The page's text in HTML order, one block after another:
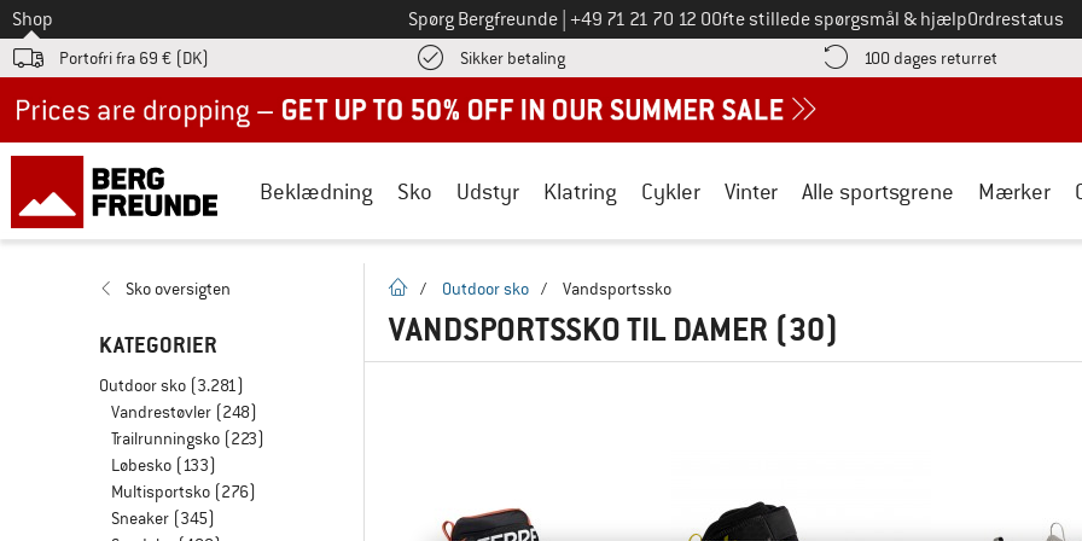
Til
Shop Spørg Bergfreunde Ring til os på
+49 71 21 70 12 0Ofte stillede spørgsmål & hjælpOrdrestatus
Portofri fra 69 € (DK) Sikker betalingFind betalingsoplysningerne her! Åbnes i en infoboks
100 dages returret Gå til
Beklædning Sko Udstyr Klatring Cykler Vinter Alle sportsgrene Mærker
Sko oversigten
KATEGORIER
Outdoor sko (3.281)
Vandrestøvler (248)
Trailrunningsko (223)
Løbesko (133)
Multisportsko (276)
Sneaker (345)
Hjemmeside
/ Outdoor sko / Vandsportssko
VANDSPORTSSKO TIL DAMER (30)